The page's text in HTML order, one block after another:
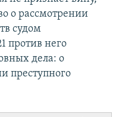
о рассмотрении
судом
против него
дела: о
преступного